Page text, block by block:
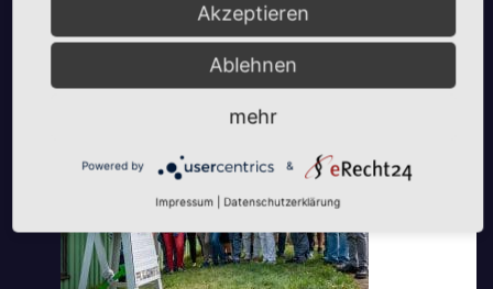
Neues aus Unternehmen
Neues Jahr – Neue Ideen und unzählige
Möglichkeiten für kreative Köpfe
Akzeptieren
Ablehnen
mehr
Powered by &
Impressum Datenschutzerklärung